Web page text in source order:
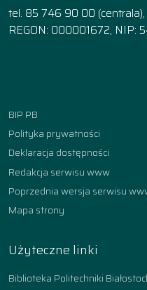
tel. 85 746 90 00
REGON: 000001672, NIP:
BIP PB
Polityka prywatności
Deklaracja dostępności
Redakcja serwisu www
Poprzednia wersja serwisu
Mapa strony
Użyteczne linki
Biblioteka Politechniki